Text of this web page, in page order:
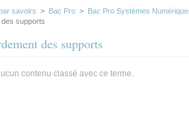
savoirs > Bac Pro > Bac Pro Systèmes
supports
des supports
contenu classé avec ce terme.